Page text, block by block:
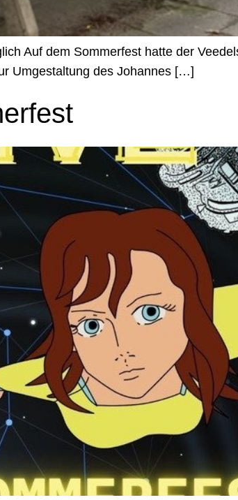
Auf dem Sommerfest hatte der
Umgestaltung des Johannes […]